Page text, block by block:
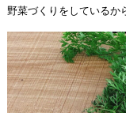
野菜づくりをしているか